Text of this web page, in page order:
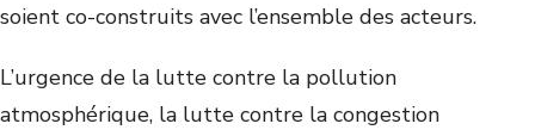
soient co-construits avec l’ensemble des acteurs.
L’urgence de la lutte contre la pollution
atmosphérique, la lutte contre la congestion